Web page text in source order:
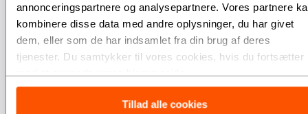
annonceringspartnere og analysepartnere. Vores partnere
kombinere disse data med andre oplysninger, du har givet
dem, eller som de har indsamlet fra din brug af deres
tjenester. Du samtykker til vores cookies, hvis du fortsætter
med at anvende vores hjemmeside.
Tillad alle cookies